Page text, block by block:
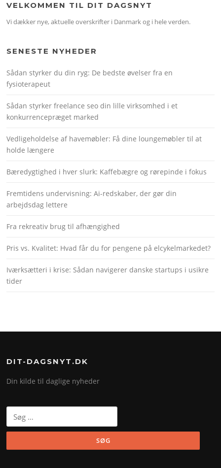
VELKOMMEN TIL DIT DAGSNYT
Vi dækker nye, aktuelle overskrifter i Danmark og i hele verden.
SENESTE NYHEDER
Sådan styrker du din ryg: De bedste øvelser fra en
fysioterapeut
Sådan styrker freelance seo din lille virksomhed i et
konkurrencepræget marked
Vedligeholdelse af havemøbler: Få dine loungemøbler til at
holde længere
Bæredygtighed i hver slurk: Kaffebægre og rørepinde i fokus
Fremtidens undervisning: Ai-redskaber, der gør din
arbejdsdag lettere
Fra rekreativ brug til afhængighed
Pris vs. Kvalitet: Hvad får du for pengene på elcykelmarkedet?
Iværksætteri i krise: Sådan navigerer danske startups i usikre
tider
DIT-DAGSNYT.DK
Din kilde til daglige nyheder
efter: